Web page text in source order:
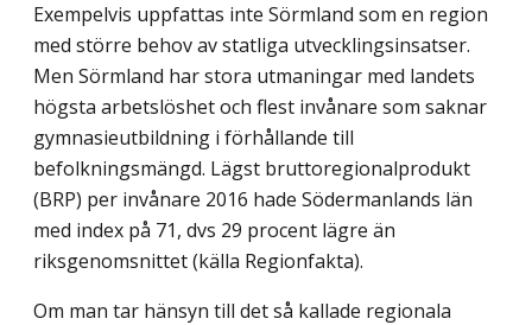
Exempelvis uppfattas inte Sörmland som en region
med större behov av statliga utvecklingsinsatser.
Men Sörmland har stora utmaningar med landets
högsta arbetslöshet och flest invånare som saknar
gymnasieutbildning i förhållande till
befolkningsmängd. Lägst bruttoregionalprodukt
(BRP) per invånare 2016 hade Södermanlands län
med index på 71, dvs 29 procent lägre än
riksgenomsnittet (källa Regionfakta).
Om man tar hänsyn till det så kallade regionala